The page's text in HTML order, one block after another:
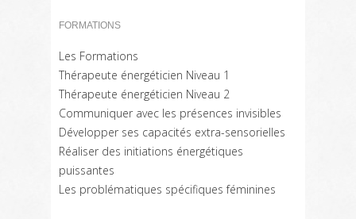
FORMATIONS
Les Formations
Thérapeute énergéticien Niveau 1
Thérapeute énergéticien Niveau 2
Communiquer avec les présences invisibles
Développer ses capacités extra-sensorielles
Réaliser des initiations énergétiques
puissantes
Les problématiques spécifiques féminines